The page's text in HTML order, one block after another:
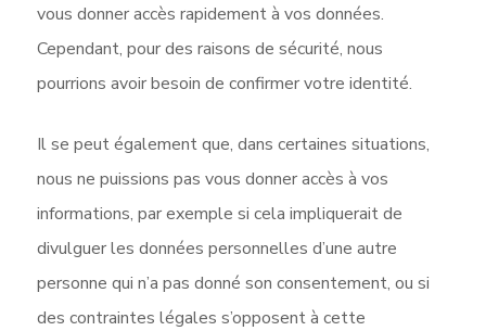
vous donner accès rapidement à vos données.
Cependant, pour des raisons de sécurité, nous
pourrions avoir besoin de confirmer votre identité.
Il se peut également que, dans certaines situations,
nous ne puissions pas vous donner accès à vos
informations, par exemple si cela impliquerait de
divulguer les données personnelles d’une autre
personne qui n’a pas donné son consentement, ou si
des contraintes légales s’opposent à cette